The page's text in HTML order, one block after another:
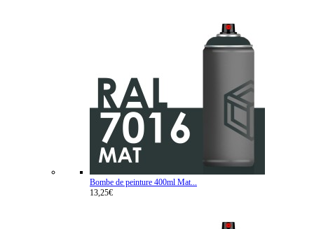
Bombe de peinture 400ml Mat...
13,25€